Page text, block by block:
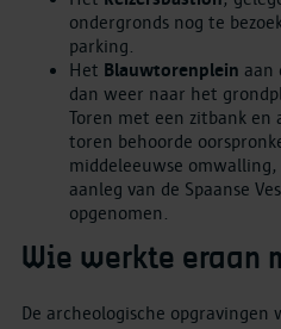
ondergronds nog te
parking.
Het Blauwtorenplein aan
dan weer naar het
Toren met een zitbank en
toren behoorde
middeleeuwse
aanleg van de Spaanse
opgenomen.
Wie werkte eraan
De archeologische opgravingen